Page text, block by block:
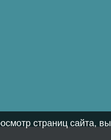
страниц сайта, вы